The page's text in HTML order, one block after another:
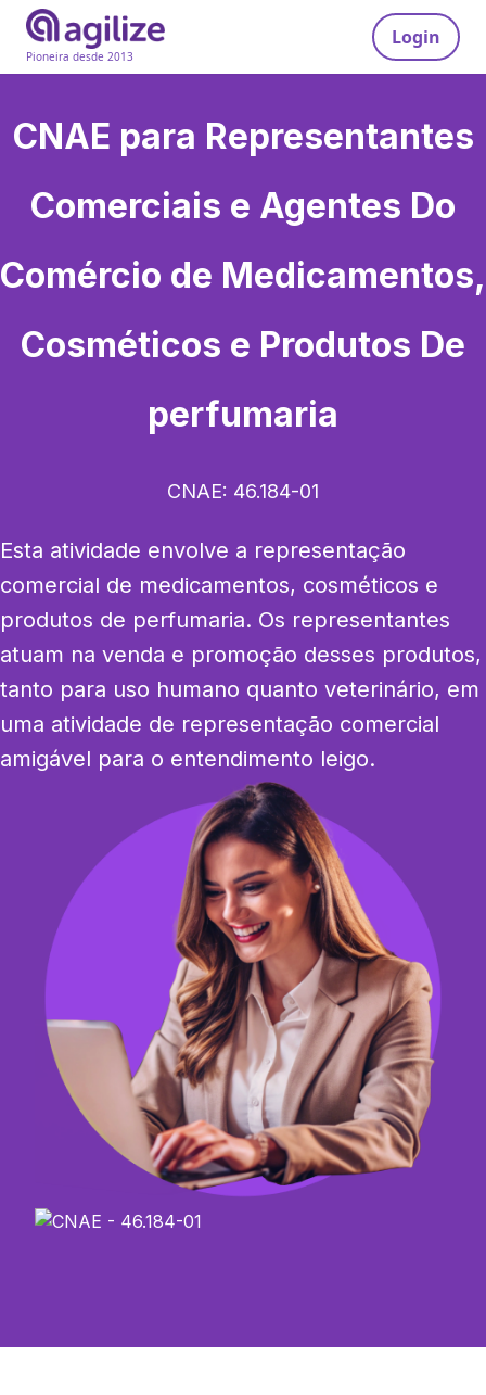
Pioneira desde 2013
Login
CNAE para Representantes
Comerciais e Agentes Do
Comércio de Medicamentos,
Cosméticos e Produtos De
perfumaria
CNAE: 46.184-01
Esta atividade envolve a representação
comercial de medicamentos, cosméticos e
produtos de perfumaria. Os representantes
atuam na venda e promoção desses produtos,
tanto para uso humano quanto veterinário, em
uma atividade de representação comercial
amigável para o entendimento leigo.